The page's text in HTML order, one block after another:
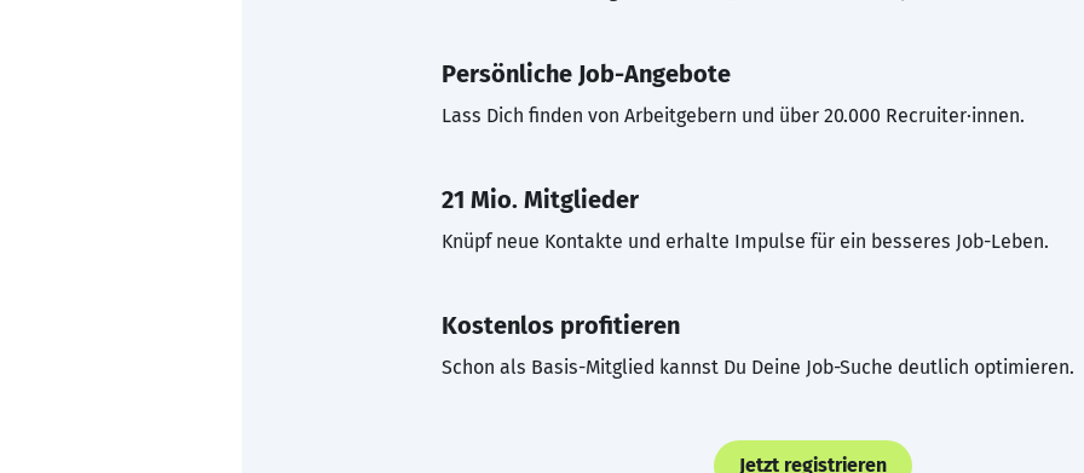
Persönliche Job-Angebote
Lass Dich finden von Arbeitgebern und über 20.000 Recruiter·innen.
21 Mio. Mitglieder
Knüpf neue Kontakte und erhalte Impulse für ein besseres Job-Leben.
Kostenlos profitieren
Schon als Basis-Mitglied kannst Du Deine Job-Suche deutlich optimieren.
Jetzt registrieren